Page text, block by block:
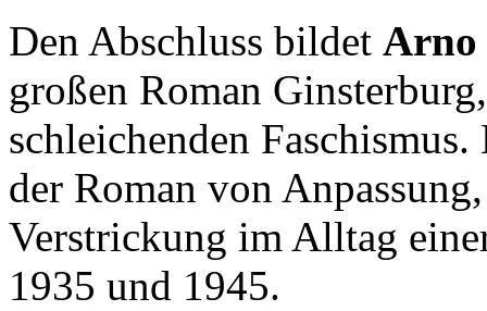
Den Abschluss bildet
großen Roman
schleichenden
der Roman von
Verstrickung im Alltag
1935 und 1945.